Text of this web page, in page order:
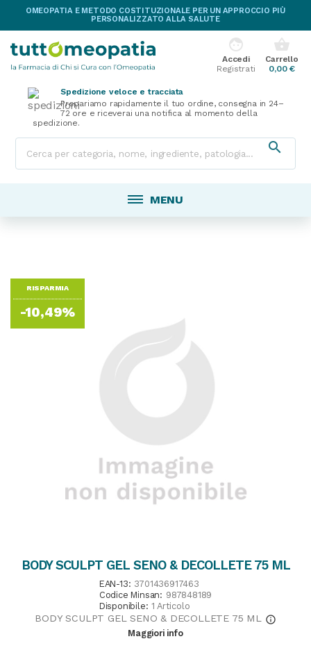
OMEOPATIA E METODO COSTITUZIONALE PER UN APPROCCIO PIÙ
PERSONALIZZATO ALLA SALUTE
shopping_basket
Carrello
0,00 €
face
Accedi
Registrati
Spedizione veloce e tracciata
Prepariamo rapidamente il tuo ordine, consegna in 24–
72 ore e riceverai una notifica al momento della
spedizione.

MENU
RISPARMIA
-10,49%
BODY SCULPT GEL SENO & DECOLLETE 75 ML
EAN-13: 3701436917463
Codice Minsan: 987848189
Disponibile: 1 Articolo
BODY SCULPT GEL SENO & DECOLLETE 75 ML info_outline
Maggiori info